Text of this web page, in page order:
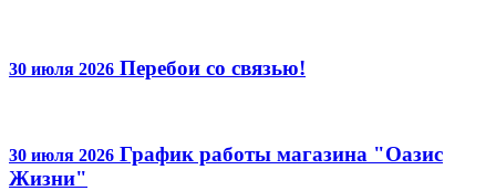
30 июля 2026 Перебои со связью!
30 июля 2026 График работы магазина "Оазис
Жизни"